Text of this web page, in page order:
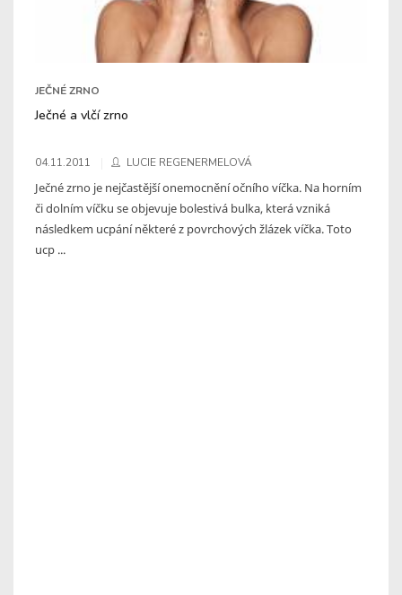
JEČNÉ ZRNO
Ječné a vlčí zrno
04.11.2011 LUCIE REGENERMELOVÁ
Ječné zrno je nejčastější onemocnění očního víčka. Na horním
či dolním víčku se objevuje bolestivá bulka, která vzniká
následkem ucpání některé z povrchových žlázek víčka. Toto
ucp ...